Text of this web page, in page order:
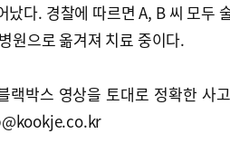
났다. 경찰에 따르면 A, B 씨 모두
원으로 옮겨져 치료 중이다.
랙박스 영상을 토대로 정확한 사